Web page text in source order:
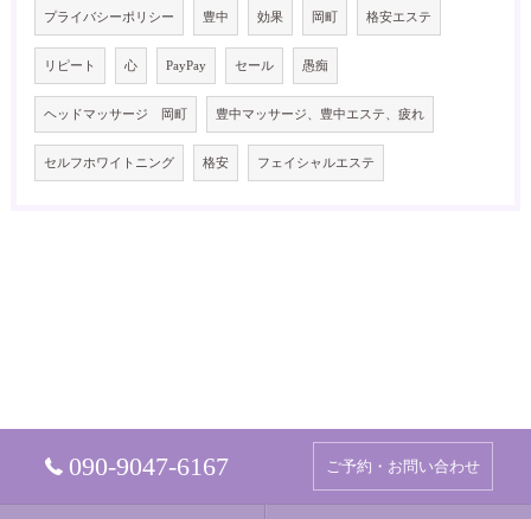
プライバシーポリシー 豊中 効果 岡町 格安エステ
リピート 心 PayPay セール 愚痴
ヘッドマッサージ 岡町 豊中マッサージ、豊中エステ、疲れ
セルフホワイトニング 格安 フェイシャルエステ
090-9047-6167 ご予約・お問い合わせ